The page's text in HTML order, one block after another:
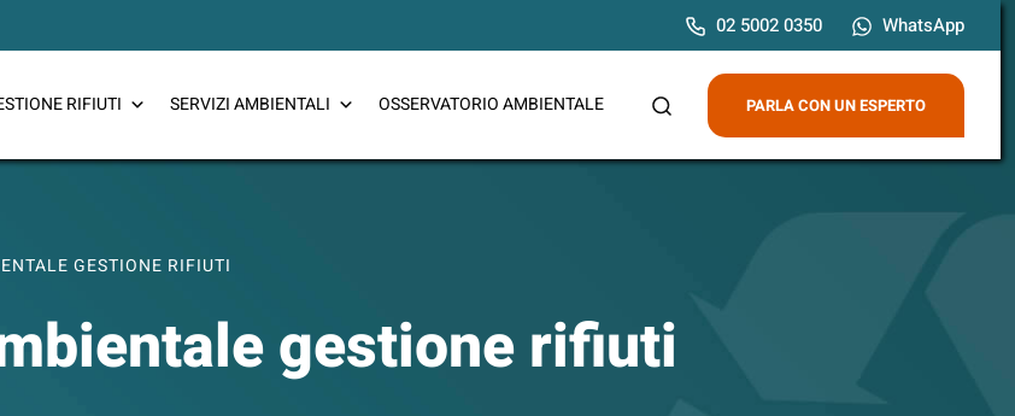
02 5002 0350 WhatsApp
RIFIUTI SERVIZI AMBIENTALI OSSERVATORIO AMBIENTALE PARLA CON UN ESPERTO
GESTIONE RIFIUTI
gestione rifiuti